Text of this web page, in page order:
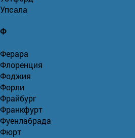
Упсала
Ф
Ферара
Флоренция
Фоджия
Форли
Фрайбург
Франкфурт
Фуенлабрада
Фюрт